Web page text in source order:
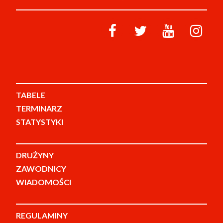
TABELE
TERMINARZ
STATYSTYKI
DRUŻYNY
ZAWODNICY
WIADOMOŚCI
REGULAMINY